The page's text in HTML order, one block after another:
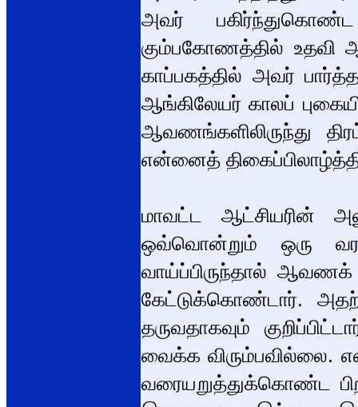
அவர்
கும்பகோணத்தில் உதவி
காப்பகத்தில் அவர் பார்த்த
ஆங்கிலேயர் காலப்
ஆவணங்களிலிருந்து
என்னைத்
மாவட்ட ஆட்சியரின்
ஒவ்வொன்றும் ஒரு
வாய்ப்பிருந்தால் ஆவணக்
கேட்டுக்கொண்டார்.
தருவதாகவும்
வைக்க விரும்பவில்லை.
வரையறுத்துக்கொண்ட